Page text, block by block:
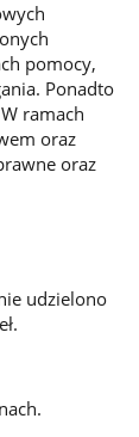
pomocy,
Ponadto
ramach
oraz
oraz
udzielono